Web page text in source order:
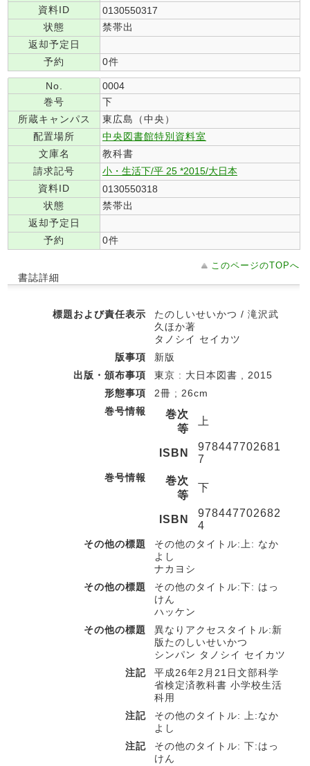
資料ID
0130550317
状態
禁帯出
返却予定日
予約
0件
No.
0004
巻号
下
所蔵キャンパス
東広島（中央）
配置場所
中央図書館特別資料室
文庫名
教科書
請求記号
小・生活下/平 25 *2015/大日本
資料ID
0130550318
状態
禁帯出
返却予定日
予約
0件
このページのTOPへ
書誌詳細
標題および責任表示
たのしいせいかつ / 滝沢武
久ほか著
タノシイ セイカツ
版事項
新版
出版・頒布事項
東京 : 大日本図書 , 2015
形態事項
2冊 ; 26cm
巻号情報
巻次
等
上
ISBN
978447702681
7
巻号情報
巻次
等
下
ISBN
978447702682
4
その他の標題
その他のタイトル:上: なか
よし
ナカヨシ
その他の標題
その他のタイトル:下: はっ
けん
ハッケン
その他の標題
異なりアクセスタイトル:新
版たのしいせいかつ
シンパン タノシイ セイカツ
注記
平成26年2月21日文部科学
省検定済教科書 小学校生活
科用
注記
その他のタイトル: 上:なか
よし
注記
その他のタイトル: 下:はっ
けん